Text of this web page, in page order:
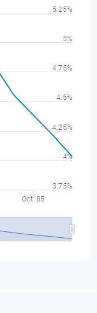
Oct '85
3.75%
4%
4.25%
4.5%
4.75%
5%
5.25%